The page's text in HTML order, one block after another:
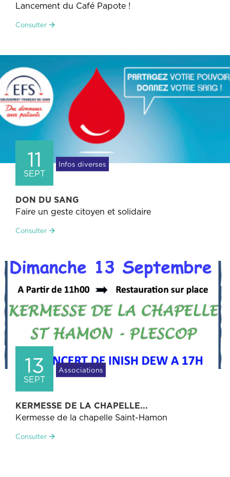
Lancement du Café Papote !
Consulter
11
SEPT
Infos diverses
DON DU SANG
Faire un geste citoyen et solidaire
Consulter
13
SEPT
Associations
KERMESSE DE LA CHAPELLE...
Kermesse de la chapelle Saint-Hamon
Consulter